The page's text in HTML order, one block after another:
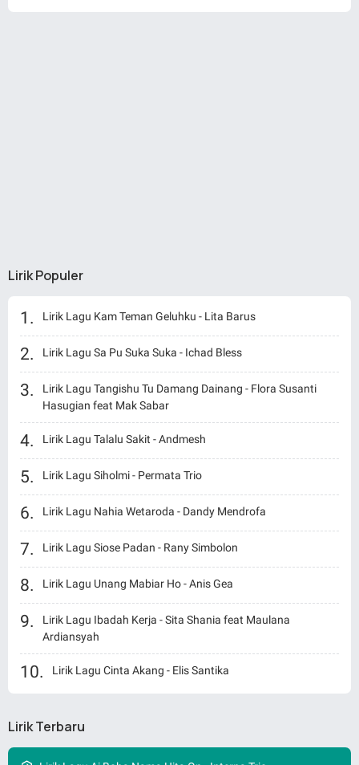
Lirik Populer
Lirik Lagu Kam Teman Geluhku - Lita Barus
Lirik Lagu Sa Pu Suka Suka - Ichad Bless
Lirik Lagu Tangishu Tu Damang Dainang - Flora Susanti
Hasugian feat Mak Sabar
Lirik Lagu Talalu Sakit - Andmesh
Lirik Lagu Siholmi - Permata Trio
Lirik Lagu Nahia Wetaroda - Dandy Mendrofa
Lirik Lagu Siose Padan - Rany Simbolon
Lirik Lagu Unang Mabiar Ho - Anis Gea
Lirik Lagu Ibadah Kerja - Sita Shania feat Maulana
Ardiansyah
Lirik Lagu Cinta Akang - Elis Santika
Lirik Terbaru